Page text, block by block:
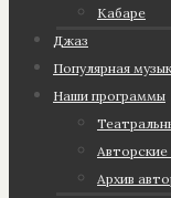
Кабаре
Джаз
Популярная
Наши программы
Авторские
Архив